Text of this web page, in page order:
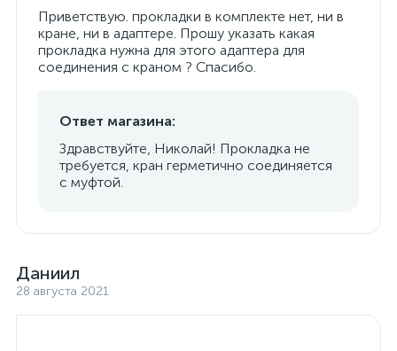
Приветствую. прокладки в комплекте нет, ни в
кране, ни в адаптере. Прошу указать какая
прокладка нужна для этого адаптера для
соединения с краном ? Спасибо.
Ответ магазина:
Здравствуйте, Николай! Прокладка не
требуется, кран герметично соединяется
с муфтой.
Даниил
28 августа 2021